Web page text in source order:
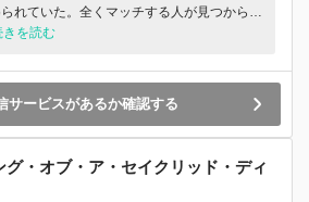
れていた。全くマッチする人が見つからな
イクは、ようやく1人の女性とマッチする
きを読む
サービスがあるか確認する
・オブ・ア・セイクリッド・ディ